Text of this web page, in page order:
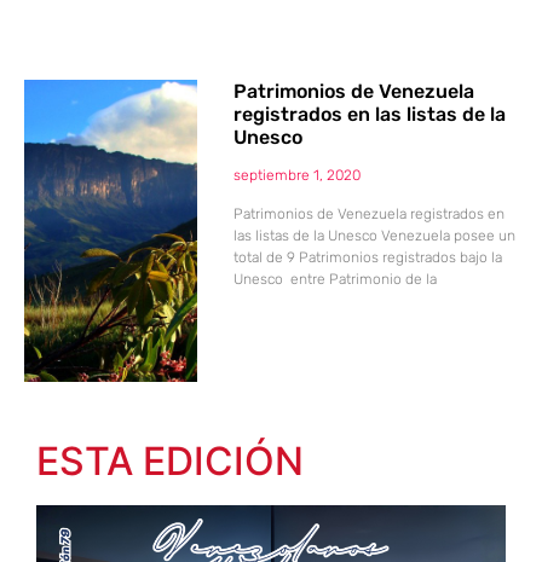
Patrimonios de Venezuela
registrados en las listas de la
Unesco
septiembre 1, 2020
Patrimonios de Venezuela registrados en
las listas de la Unesco Venezuela posee un
total de 9 Patrimonios registrados bajo la
Unesco entre Patrimonio de la
ESTA EDICIÓN